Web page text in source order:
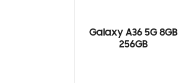
Galaxy A36 5G 8GB
256GB